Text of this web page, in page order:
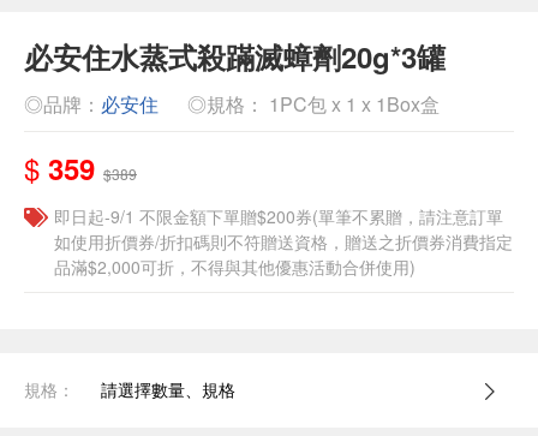
必安住水蒸式殺蹣滅蟑劑20g*3罐
◎品牌： 必安住 ◎規格： 1PC包 x 1 x 1Box盒
$ 359 $389
即日起-9/1 不限金額下單贈$200券(單筆不累贈，請注意訂單
如使用折價券/折扣碼則不符贈送資格，贈送之折價券消費指定
品滿$2,000可折，不得與其他優惠活動合併使用)
規格： 請選擇數量、規格